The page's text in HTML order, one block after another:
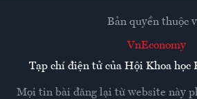
Bản quyền thuộc
VnEconomy
Tạp chí điện tử của Hội Khoa
Mọi tin bài đăng lại từ website này